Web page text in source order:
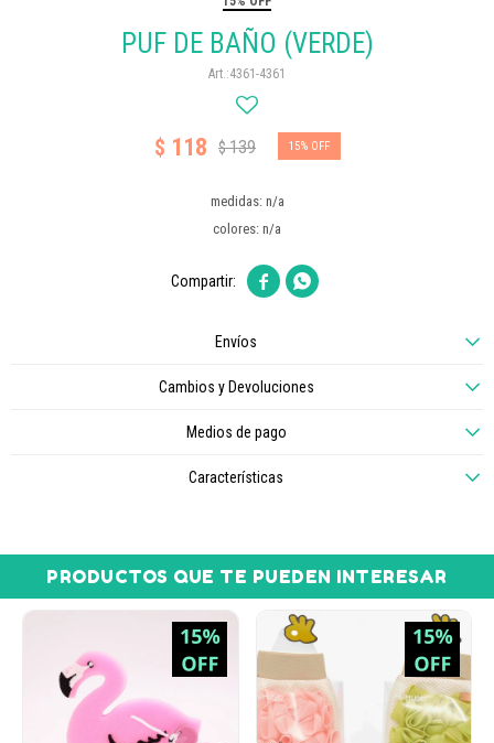
PUF DE BAÑO (VERDE)
4361-4361
$ 118 $139 15
medidas: n/a
colores: n/a
 
Envíos
Cambios y Devoluciones
Medios de pago
Características
PRODUCTOS QUE TE PUEDEN INTERESAR